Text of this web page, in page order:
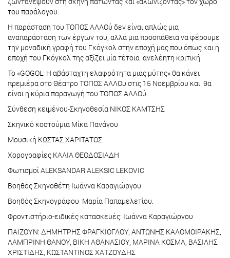
του παράλογου.
Η παράσταση του ΤΟΠΟΣ ΑΛΛΟύ δεν είναι απλώς μια
αναπαράσταση των έργων του, αλλά μια προσπάθεια να φέρουμε
την μοναδική γραφή του Γκόγκολ στην εποχή μας που όπως και η
εποχή του Γκόγκολ της αξίζει μία τέτοια ανελέητη κριτική.
Το «GOGOL: Η αβάσταχτη ελαφρότητα μιας μύτης» θα κάνει
πρεμιέρα στο Θέατρο ΤΟΠΟΣ ΑΛΛΟυ στις 15 Νοεμβρίου και θα
είναι η κύρια παραγωγή του ΤΟΠΟΣ ΑΛΛΟύ.
Σύνθεση κειμένου-Σκηνοθεσία ΝΙΚΟΣ ΚΑΜΤΣΗΣ
Σκηνικό κοστούμια Μίκα Πανάγου
Μουσική ΚΩΣΤΑΣ ΧΑΡΙΤΑΤΟΣ
Χορογραφίες ΚΑΛΙΑ ΘΕΟΔΟΣΙΑΔΗ
Φωτισμοί ALEKSANDAR ALEKSIC LEKOVIC
Βοηθός Σκηνοθέτη Ιωάννα Καραγιώργου
Βοηθός Σκηνογράφου Μαρία Παπαμελετίου.
Φροντιστήριο-ειδικές κατασκευές: Ιωάννα Καραγιώργου
ΠΑΙΖΟΥΝ: ΔΗΜΗΤΡΗΣ ΦΡΑΓΚΙΟΓΛΟΥ, ΑΝΤΩΝΗΣ ΚΑΛΟΜΟΙΡΑΚΗΣ,
ΛΑΜΠΡΙΝΗ ΘΑΝΟΥ, ΒΙΚΗ ΑΘΑΝΑΣΙΟΥ, ΜΑΡΙΝΑ ΚΟΣΜΑ, ΒΑΣΙΛΗΣ
ΧΡΙΣΤΙΔΗΣ, ΚΩΣΤΑΝΤΙΝΟΣ ΧΑΤΖΟΥΔΗΣ